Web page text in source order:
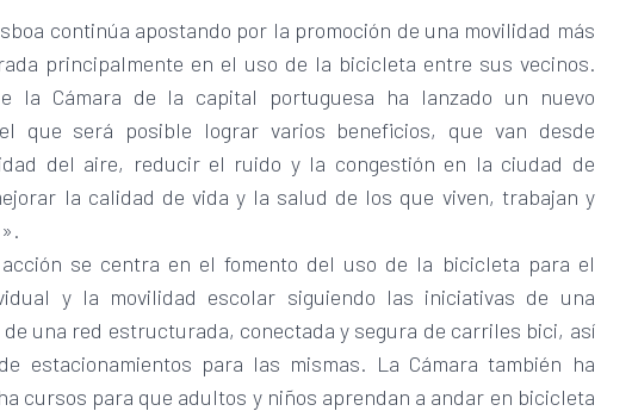
continúa apostando por la promoción de una movilidad más
principalmente en el uso de la bicicleta entre sus vecinos.
la Cámara de la capital portuguesa ha lanzado un nuevo
que será posible lograr varios beneficios, que van desde
del aire, reducir el ruido y la congestión en la ciudad de
la calidad de vida y la salud de los que viven, trabajan y
se centra en el fomento del uso de la bicicleta para el
y la movilidad escolar siguiendo las iniciativas de una
una red estructurada, conectada y segura de carriles bici, así
estacionamientos para las mismas. La Cámara también ha
cursos para que adultos y niños aprendan a andar en bicicleta